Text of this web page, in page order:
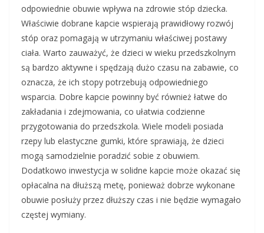
odpowiednie obuwie wpływa na zdrowie stóp dziecka.
Właściwie dobrane kapcie wspierają prawidłowy rozwój
stóp oraz pomagają w utrzymaniu właściwej postawy
ciała. Warto zauważyć, że dzieci w wieku przedszkolnym
są bardzo aktywne i spędzają dużo czasu na zabawie, co
oznacza, że ich stopy potrzebują odpowiedniego
wsparcia. Dobre kapcie powinny być również łatwe do
zakładania i zdejmowania, co ułatwia codzienne
przygotowania do przedszkola. Wiele modeli posiada
rzepy lub elastyczne gumki, które sprawiają, że dzieci
mogą samodzielnie poradzić sobie z obuwiem.
Dodatkowo inwestycja w solidne kapcie może okazać się
opłacalna na dłuższą metę, ponieważ dobrze wykonane
obuwie posłuży przez dłuższy czas i nie będzie wymagało
częstej wymiany.